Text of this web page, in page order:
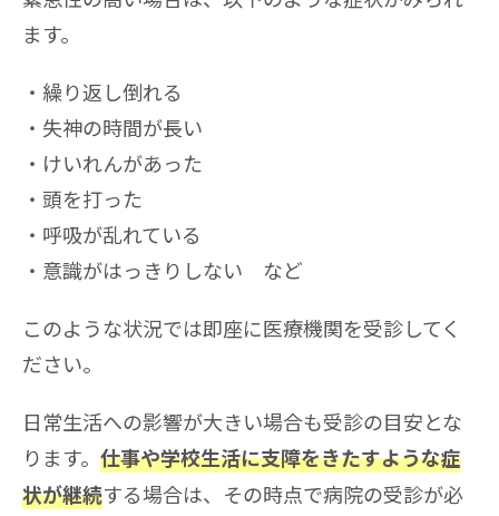
ます。
繰り返し倒れる
失神の時間が長い
けいれんがあった
頭を打った
呼吸が乱れている
意識がはっきりしない など
このような状況では即座に医療機関を受診してく
ださい。
日常生活への影響が大きい場合も受診の目安とな
ります。 仕事や学校生活に支障をきたすような症
状が継続する場合は、その時点で病院の受診が必